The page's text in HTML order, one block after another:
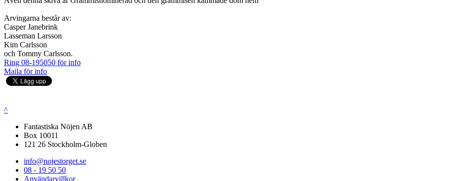
Arvingarna består av:
Casper Janebrink
Lasseman Larsson
Kim Carlsson
och Tommy Carlsson.
Ring 08-195050 för info
Maila för info
^
Fantastiska Nöjen AB
Box 10011
121 26 Stockholm-Globen
info@nojestorget.se
08 - 19 50 50
Användarvillkor